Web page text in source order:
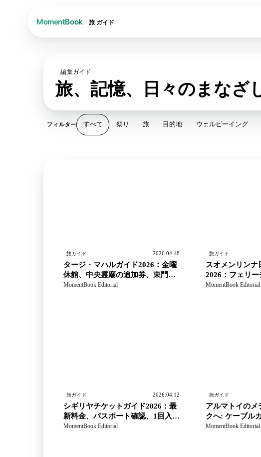
旅 ガイド
編集ガイド
旅、記憶、日々のまなざ
フィルター すべて 祭り 旅 目的地 ウェルビーイング
旅ガイド 2026.04.18
タージ・マハルガイド2026：金曜
休館、中央霊廟の追加券、東門と
西門の入場
MomentBook Editorial
旅ガイド
スオメンリンナ
2026：フェリ
ルート、帰路の
MomentBook Editorial
旅ガイド 2026.04.12
シギリヤチケットガイド2026：最
新料金、パスポート確認、1回入
場、ドローン規則
MomentBook Editorial
旅ガイド
アルマトイのメ
クへ: ケーブル
ガイド
MomentBook Editorial